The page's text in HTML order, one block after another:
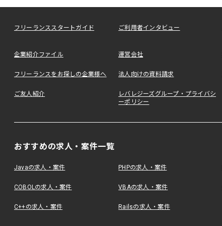
フリーランススタートガイド ご利用者インタビュー
企業紹介ファイル 運営会社
フリーランスをお探しの企業様へ 法人向けの資料請求
ご友人紹介
レバレジーズグループ・プライバシ
ーポリシー
おすすめの求人・案件一覧
Javaの求人・案件 PHPの求人・案件
COBOLの求人・案件 VBAの求人・案件
C++の求人・案件 Railsの求人・案件